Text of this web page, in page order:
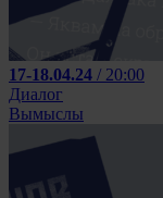
17-18.04.24 / 20:00
Диалог
Вымыслы